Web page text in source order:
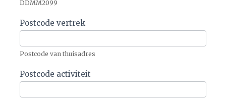
DDMM2099
Postcode vertrek
Postcode van thuisadres
Postcode activiteit